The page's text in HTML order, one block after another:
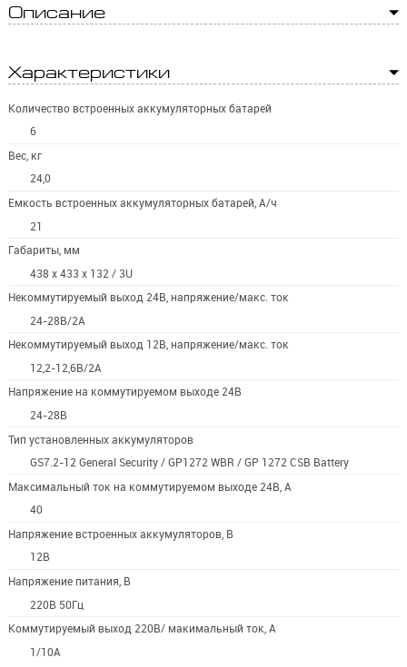
Описание
Характеристики
Количество встроенных аккумуляторных батарей
6
Вес, кг
24,0
Емкость встроенных аккумуляторных батарей, А/ч
21
Габариты, мм
438 х 433 х 132 / 3U
Некоммутируемый выход 24В, напряжение/макс. ток
24-28В/2А
Некоммутируемый выход 12В, напряжение/макс. ток
12,2-12,6В/2А
Напряжение на коммутируемом выходе 24В
24-28В
Тип установленных аккумуляторов
GS7.2-12 General Security / GP1272 WBR / GP 1272 CSB Battery
Максимальный ток на коммутируемом выходе 24В, А
40
Напряжение встроенных аккумуляторов, В
12В
Напряжение питания, В
220В 50Гц
Коммутируемый выход 220В/ макимальный ток, А
1/10А